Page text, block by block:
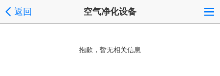
返回 空气净化设备
抱歉，暂无相关信息